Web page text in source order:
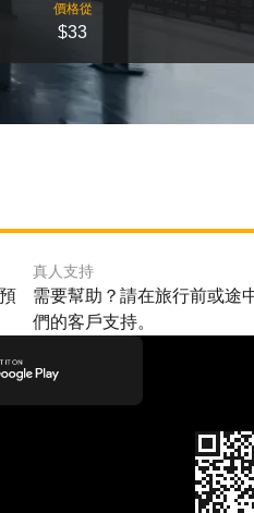
價格從
$33
真人支持
需要幫助？請在旅行前或途
們的客戶支持。